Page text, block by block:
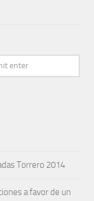
Torrero 2014
a favor de un